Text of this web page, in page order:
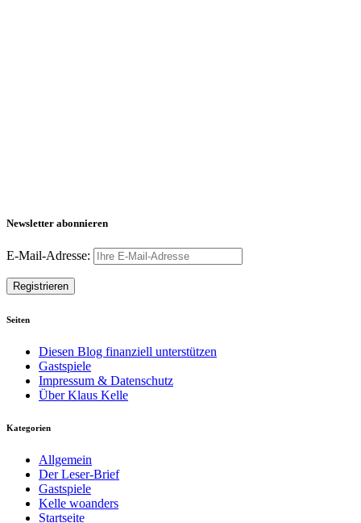
Newsletter abonnieren
E-Mail-Adresse:
Seiten
Diesen Blog finanziell unterstützen
Gastspiele
Impressum & Datenschutz
Über Klaus Kelle
Kategorien
Allgemein
Der Leser-Brief
Gastspiele
Kelle woanders
Startseite